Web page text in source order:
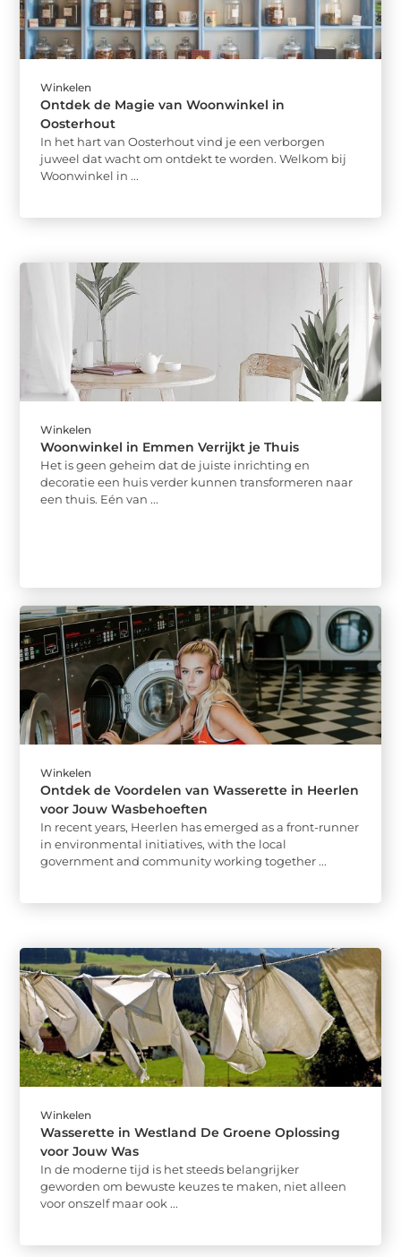
Winkelen
Ontdek de Magie van Woonwinkel in
Oosterhout
In het hart van Oosterhout vind je een verborgen
juweel dat wacht om ontdekt te worden. Welkom bij
Woonwinkel in ...
Winkelen
Woonwinkel in Emmen Verrijkt je Thuis
Het is geen geheim dat de juiste inrichting en
decoratie een huis verder kunnen transformeren naar
een thuis. Eén van ...
Winkelen
Ontdek de Voordelen van Wasserette in Heerlen
voor Jouw Wasbehoeften
In recent years, Heerlen has emerged as a front-runner
in environmental initiatives, with the local
government and community working together ...
Winkelen
Wasserette in Westland De Groene Oplossing
voor Jouw Was
In de moderne tijd is het steeds belangrijker
geworden om bewuste keuzes te maken, niet alleen
voor onszelf maar ook ...